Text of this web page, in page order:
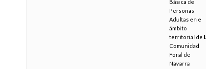
Básica de
Personas
Adultas en el
ámbito
territorial de la
Comunidad
Foral de
Navarra